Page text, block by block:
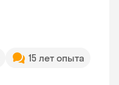
15 лет опыта